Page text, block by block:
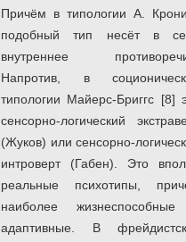
Причём в типологии А.
подобный тип несёт в
внутреннее
Напротив, в
типологии Майерс-Бриггс [8]
сенсорно-логический
(Жуков) или сенсорно-
интроверт (Габен). Это
реальные психотипы,
наиболее
адаптивные. В